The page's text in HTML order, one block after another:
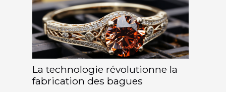
La technologie révolutionne la
fabrication des bagues